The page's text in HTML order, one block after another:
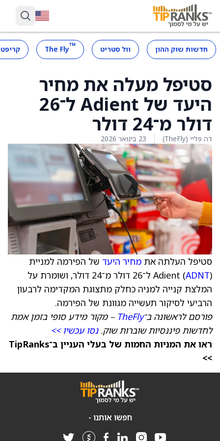
חדשות שוק ההון וול סטריט ™
The Fly
סטיפל מעלה את מחיר
היעד של Adient ל־26
דולר מ־24 דולר
דה פליי (TheFly) 23 בינואר 2026
סטיפל העלתה את מחיר היעד של הפירמה למניית
Adient (ADNT
) ל־26 דולר מ־24 דולר, ושומרת על
המלצת קנייה למניה כחלק מתצוגת המקדימה לרבעון
הרביעי לסיקור תעשייה מגוונת של הפירמה.
פורסם לראשונה ב־TheFly – מקור מידע סופי בזמן אמת
לחדשות פיננסיות שוברות שוק.נסו עכשיו >>
ראו את המניות החמות של בעלי העניין ב־TipRanks
>>
חפשו אותנו -